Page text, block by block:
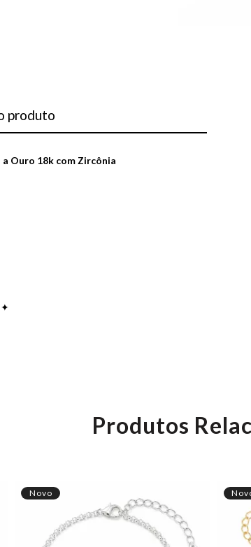
produto
Ouro 18k com Zircônia
✦
Produtos
Novo